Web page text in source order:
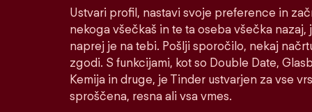
Ustvari profil, nastavi svoje preference in
nekoga všečkaš in te ta oseba všečka nazaj,
naprej je na tebi. Pošlji sporočilo, nekaj
zgodi. S funkcijami, kot so Double Date,
Kemija in druge, je Tinder ustvarjen za vse
sproščena, resna ali vsa vmes.